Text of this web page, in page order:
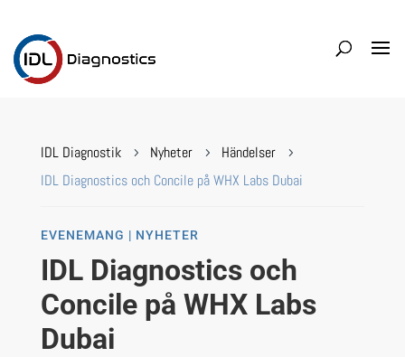
IDL Diagnostik 5 Nyheter 5 Händelser 5
IDL Diagnostics och Concile på WHX Labs Dubai
EVENEMANG | NYHETER
IDL Diagnostics och
Concile på WHX Labs
Dubai